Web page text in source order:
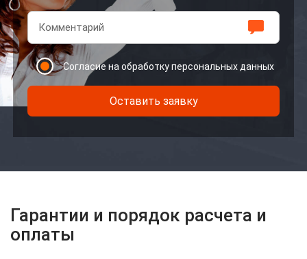
Согласие на обработку персональных данных
Оставить заявку
Гарантии и порядок расчета и
оплаты